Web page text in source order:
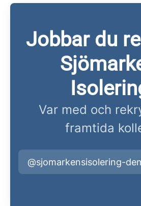
Jobbar du
Var med och
framtida
@sjomarkensisolering-